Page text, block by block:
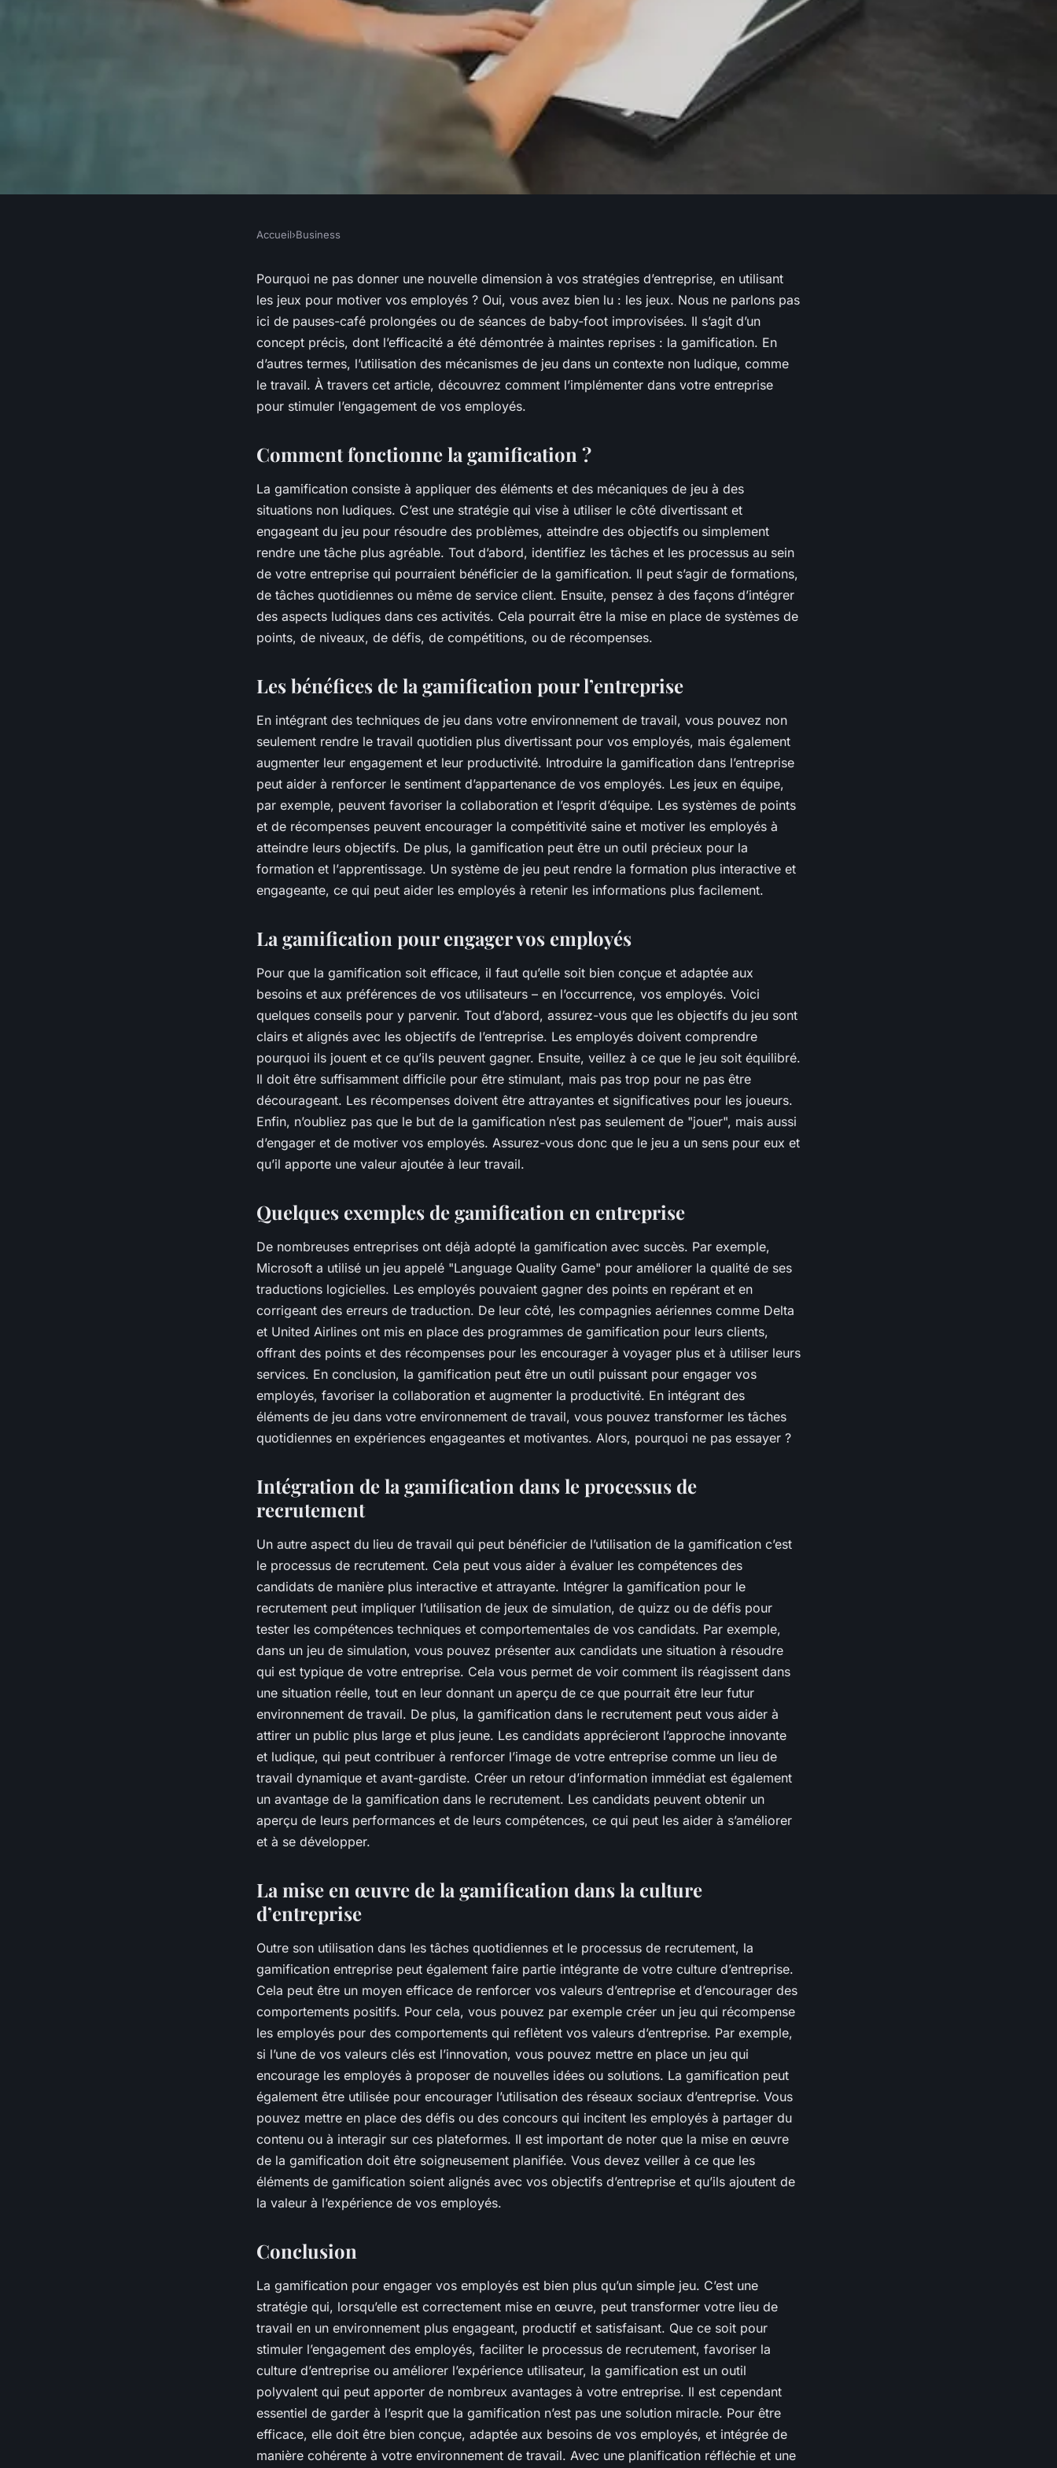
Comment utiliser la gamification pour
engager vos employés ?
Accueil›Business
Pourquoi ne pas donner une nouvelle dimension à vos stratégies d’entreprise, en utilisant
les jeux pour motiver vos employés ? Oui, vous avez bien lu : les jeux. Nous ne parlons pas
ici de pauses-café prolongées ou de séances de baby-foot improvisées. Il s’agit d’un
concept précis, dont l’efficacité a été démontrée à maintes reprises : la gamification. En
d’autres termes, l’utilisation des mécanismes de jeu dans un contexte non ludique, comme
le travail. À travers cet article, découvrez comment l’implémenter dans votre entreprise
pour stimuler l’engagement de vos employés.
Comment fonctionne la gamification ?
La gamification consiste à appliquer des éléments et des mécaniques de jeu à des
situations non ludiques. C’est une stratégie qui vise à utiliser le côté divertissant et
engageant du jeu pour résoudre des problèmes, atteindre des objectifs ou simplement
rendre une tâche plus agréable. Tout d’abord, identifiez les tâches et les processus au sein
de votre entreprise qui pourraient bénéficier de la gamification. Il peut s’agir de formations,
de tâches quotidiennes ou même de service client. Ensuite, pensez à des façons d’intégrer
des aspects ludiques dans ces activités. Cela pourrait être la mise en place de systèmes de
points, de niveaux, de défis, de compétitions, ou de récompenses.
Les bénéfices de la gamification pour l’entreprise
En intégrant des techniques de jeu dans votre environnement de travail, vous pouvez non
seulement rendre le travail quotidien plus divertissant pour vos employés, mais également
augmenter leur engagement et leur productivité. Introduire la gamification dans l’entreprise
peut aider à renforcer le sentiment d’appartenance de vos employés. Les jeux en équipe,
par exemple, peuvent favoriser la collaboration et l’esprit d’équipe. Les systèmes de points
et de récompenses peuvent encourager la compétitivité saine et motiver les employés à
atteindre leurs objectifs. De plus, la gamification peut être un outil précieux pour la
formation et l’apprentissage. Un système de jeu peut rendre la formation plus interactive et
engageante, ce qui peut aider les employés à retenir les informations plus facilement.
La gamification pour engager vos employés
Pour que la gamification soit efficace, il faut qu’elle soit bien conçue et adaptée aux
besoins et aux préférences de vos utilisateurs – en l’occurrence, vos employés. Voici
quelques conseils pour y parvenir. Tout d’abord, assurez-vous que les objectifs du jeu sont
clairs et alignés avec les objectifs de l’entreprise. Les employés doivent comprendre
pourquoi ils jouent et ce qu’ils peuvent gagner. Ensuite, veillez à ce que le jeu soit équilibré.
Il doit être suffisamment difficile pour être stimulant, mais pas trop pour ne pas être
décourageant. Les récompenses doivent être attrayantes et significatives pour les joueurs.
Enfin, n’oubliez pas que le but de la gamification n’est pas seulement de "jouer", mais aussi
d’engager et de motiver vos employés. Assurez-vous donc que le jeu a un sens pour eux et
qu’il apporte une valeur ajoutée à leur travail.
Quelques exemples de gamification en entreprise
De nombreuses entreprises ont déjà adopté la gamification avec succès. Par exemple,
Microsoft a utilisé un jeu appelé "Language Quality Game" pour améliorer la qualité de ses
traductions logicielles. Les employés pouvaient gagner des points en repérant et en
corrigeant des erreurs de traduction. De leur côté, les compagnies aériennes comme Delta
et United Airlines ont mis en place des programmes de gamification pour leurs clients,
offrant des points et des récompenses pour les encourager à voyager plus et à utiliser leurs
services. En conclusion, la gamification peut être un outil puissant pour engager vos
employés, favoriser la collaboration et augmenter la productivité. En intégrant des
éléments de jeu dans votre environnement de travail, vous pouvez transformer les tâches
quotidiennes en expériences engageantes et motivantes. Alors, pourquoi ne pas essayer ?
Intégration de la gamification dans le processus de
recrutement
Un autre aspect du lieu de travail qui peut bénéficier de l’utilisation de la gamification c’est
le processus de recrutement. Cela peut vous aider à évaluer les compétences des
candidats de manière plus interactive et attrayante. Intégrer la gamification pour le
recrutement peut impliquer l’utilisation de jeux de simulation, de quizz ou de défis pour
tester les compétences techniques et comportementales de vos candidats. Par exemple,
dans un jeu de simulation, vous pouvez présenter aux candidats une situation à résoudre
qui est typique de votre entreprise. Cela vous permet de voir comment ils réagissent dans
une situation réelle, tout en leur donnant un aperçu de ce que pourrait être leur futur
environnement de travail. De plus, la gamification dans le recrutement peut vous aider à
attirer un public plus large et plus jeune. Les candidats apprécieront l’approche innovante
et ludique, qui peut contribuer à renforcer l’image de votre entreprise comme un lieu de
travail dynamique et avant-gardiste. Créer un retour d’information immédiat est également
un avantage de la gamification dans le recrutement. Les candidats peuvent obtenir un
aperçu de leurs performances et de leurs compétences, ce qui peut les aider à s’améliorer
et à se développer.
La mise en œuvre de la gamification dans la culture
d’entreprise
Outre son utilisation dans les tâches quotidiennes et le processus de recrutement, la
gamification entreprise peut également faire partie intégrante de votre culture d’entreprise.
Cela peut être un moyen efficace de renforcer vos valeurs d’entreprise et d’encourager des
comportements positifs. Pour cela, vous pouvez par exemple créer un jeu qui récompense
les employés pour des comportements qui reflètent vos valeurs d’entreprise. Par exemple,
si l’une de vos valeurs clés est l’innovation, vous pouvez mettre en place un jeu qui
encourage les employés à proposer de nouvelles idées ou solutions. La gamification peut
également être utilisée pour encourager l’utilisation des réseaux sociaux d’entreprise. Vous
pouvez mettre en place des défis ou des concours qui incitent les employés à partager du
contenu ou à interagir sur ces plateformes. Il est important de noter que la mise en œuvre
de la gamification doit être soigneusement planifiée. Vous devez veiller à ce que les
éléments de gamification soient alignés avec vos objectifs d’entreprise et qu’ils ajoutent de
la valeur à l’expérience de vos employés.
Conclusion
La gamification pour engager vos employés est bien plus qu’un simple jeu. C’est une
stratégie qui, lorsqu’elle est correctement mise en œuvre, peut transformer votre lieu de
travail en un environnement plus engageant, productif et satisfaisant. Que ce soit pour
stimuler l’engagement des employés, faciliter le processus de recrutement, favoriser la
culture d’entreprise ou améliorer l’expérience utilisateur, la gamification est un outil
polyvalent qui peut apporter de nombreux avantages à votre entreprise. Il est cependant
essentiel de garder à l’esprit que la gamification n’est pas une solution miracle. Pour être
efficace, elle doit être bien conçue, adaptée aux besoins de vos employés, et intégrée de
manière cohérente à votre environnement de travail. Avec une planification réfléchie et une